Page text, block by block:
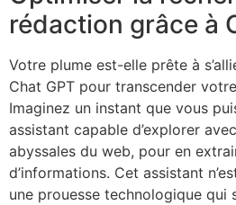
rédaction grâce à
Votre plume est-elle prête à
Chat GPT pour transcender
Imaginez un instant que vous
assistant capable d’explorer
abyssales du web, pour en
d’informations. Cet assistant
une prouesse technologique qui